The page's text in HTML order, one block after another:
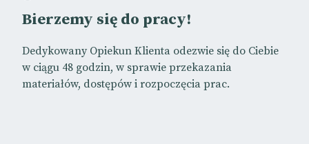
Bierzemy się do pracy!
Dedykowany Opiekun Klienta odezwie się do Ciebie
w ciągu 48 godzin, w sprawie przekazania
materiałów, dostępów i rozpoczęcia prac.